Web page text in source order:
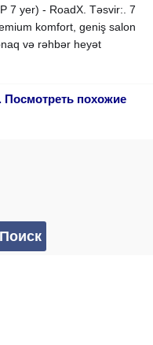
7 yer) - RoadX. Təsvir:. 7
komfort, geniş salon
və rəhbər heyət
Посмотреть похожие